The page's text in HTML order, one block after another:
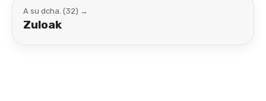
A su dcha. (32) →
Zuloak